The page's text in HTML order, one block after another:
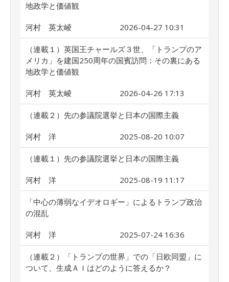
地政学と価値観
河村 英太崚 2026-04-27 10:31
（連載１）英国王チャールズ３世、「トランプのア
メリカ」を建国250周年の国賓訪問：その裏にある
地政学と価値観
河村 英太崚 2026-04-26 17:13
（連載２）先の参議院選挙と日本の国際主義
河村 洋 2025-08-20 10:07
（連載１）先の参議院選挙と日本の国際主義
河村 洋 2025-08-19 11:17
「中心の薄弱なイデオロギー」によるトランプ政治
の混乱
河村 洋 2025-07-24 16:36
（連載２）「トランプの世界」での「日欧同盟」に
ついて、生成ＡＩはどのように答えるか？